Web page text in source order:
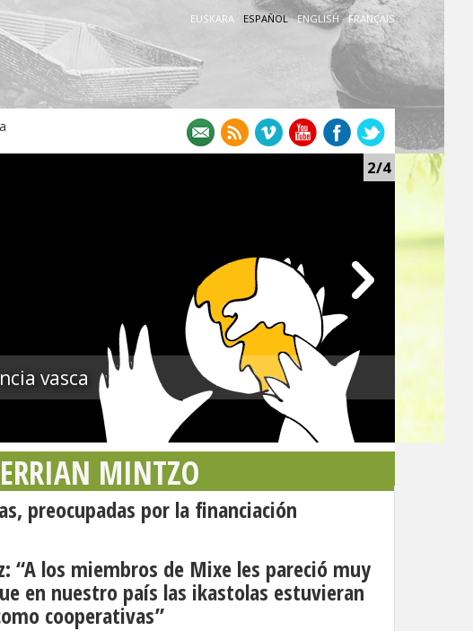
EUSKARA · ESPAÑOL· ENGLISH · FRANÇAIS
2/4
vasca
MINTZO
preocupadas por la financiación
“A los miembros de Mixe les pareció muy
en nuestro país las ikastolas estuvieran
cooperativas”